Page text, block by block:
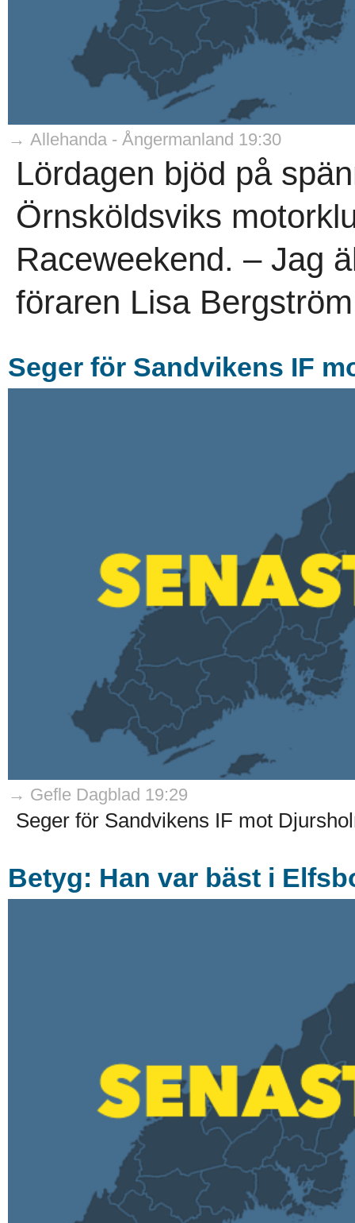
→ Allehanda - Ångermanland 19:30
Lördagen bjöd på
Örnsköldsviks
Raceweekend. – Jag
föraren Lisa
Seger för Sandvikens IF
→ Gefle Dagblad 19:29
Seger för Sandvikens IF mot
Betyg: Han var bäst i